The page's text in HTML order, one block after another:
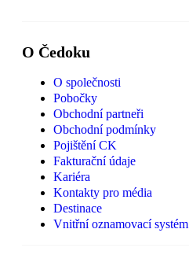
O Čedoku
O společnosti
Pobočky
Obchodní partneři
Obchodní podmínky
Pojištění CK
Fakturační údaje
Kariéra
Kontakty pro média
Destinace
Vnitřní oznamovací systém